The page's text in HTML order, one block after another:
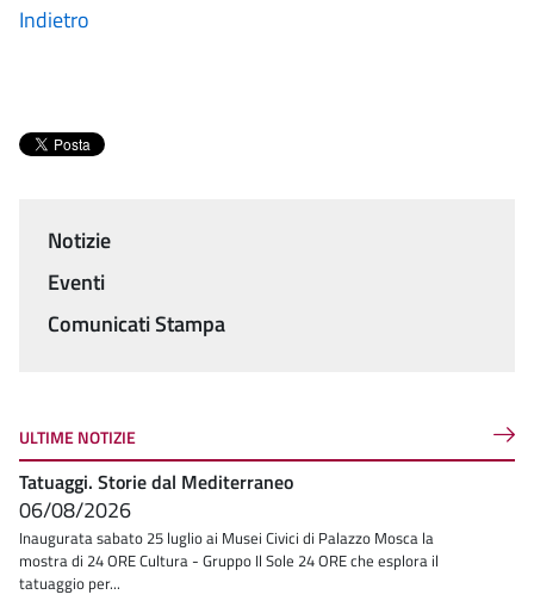
Indietro
Menu
Notizie
Eventi
Comunicati Stampa
ULTIME NOTIZIE
Tatuaggi. Storie dal Mediterraneo
06/08/2026
Inaugurata sabato 25 luglio ai Musei Civici di Palazzo Mosca la
mostra di 24 ORE Cultura - Gruppo Il Sole 24 ORE che esplora il
tatuaggio per...